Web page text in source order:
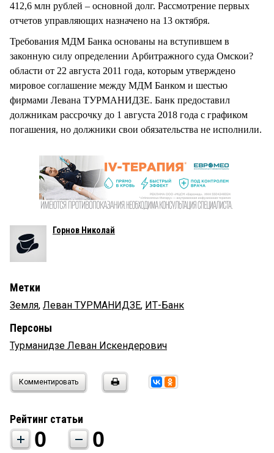
412,6 млн рублей – основной долг. Рассмотрение первых
отчетов управляющих назначено на 13 октября.
Требования МДМ Банка основаны на вступившем в
законную силу определении Арбитражного суда Омскои?
области от 22 августа 2011 года, которым утверждено
мировое соглашение между МДМ Банком и шестью
фирмами Левана ТУРМАНИДЗЕ. Банк предоставил
должникам рассрочку до 1 августа 2018 года с графиком
погашения, но должники свои обязательства не исполнили.
Горнов Николай
Метки
Земля, Леван ТУРМАНИДЗЕ, ИТ-Банк
Персоны
Турманидзе Леван Искендерович
Комментировать
Рейтинг статьи
0 0